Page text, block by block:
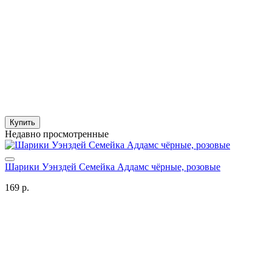
Купить
Недавно просмотренные
Шарики Уэнздей Семейка Аддамс чёрные, розовые
169 р.